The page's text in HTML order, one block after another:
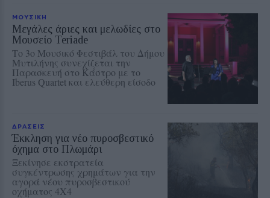
ΜΟΥΣΙΚΗ
Μεγάλες άριες και μελωδίες στο
Μουσείο Teriade
Το 3ο Μουσικό Φεστιβάλ του Δήμου
Μυτιλήνης συνεχίζεται την
Παρασκευή στο Κάστρο με το
Iberus Quartet και ελεύθερη είσοδο
ΔΡΑΣΕΙΣ
Έκκληση για νέο πυροσβεστικό
όχημα στο Πλωμάρι
Ξεκίνησε εκστρατεία
συγκέντρωσης χρημάτων για την
αγορά νέου πυροσβεστικού
οχήματος 4Χ4